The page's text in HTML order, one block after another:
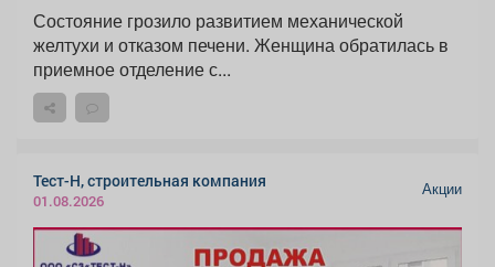
Состояние грозило развитием механической
желтухи и отказом печени. Женщина обратилась в
приемное отделение с...
Тест-Н, строительная компания
01.08.2026
Акции